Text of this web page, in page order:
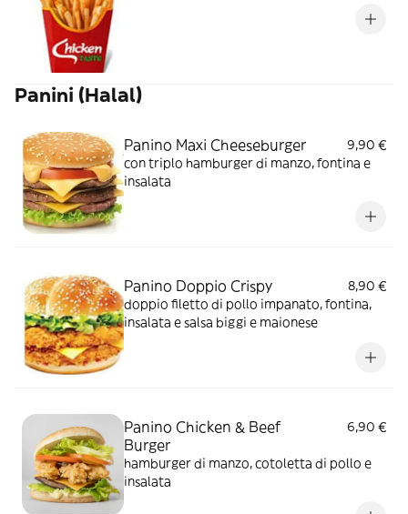
Panini (Halal)
Panino Maxi Cheeseburger
9,90 €
con triplo hamburger di manzo, fontina e
insalata
Panino Doppio Crispy
8,90 €
doppio filetto di pollo impanato, fontina,
insalata e salsa biggi e maionese
Panino Chicken & Beef
Burger
6,90 €
hamburger di manzo, cotoletta di pollo e
insalata